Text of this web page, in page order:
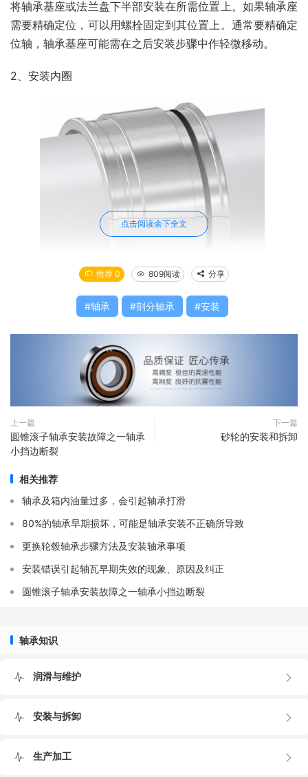
将轴承基座或法兰盘下半部安装在所需位置上。如果轴承座
需要精确定位，可以用螺栓固定到其位置上。通常要精确定
位轴，轴承基座可能需在之后安装步骤中作轻微移动。
2、安装内圈
圈安装在轴的正确位置上。将软贴纸或塞尺置于两半内圈的
接缝处，应确保两接缝处空隙大致相同。自由端轴承的内圈
通常安装于外圈的中心，但有一种特殊情况，自由端轴承允
许有一点轴向偏移。（这种情况通常最大偏移量 为滚柱长
度的10％，但特殊种类轴承有更大偏移量的情况。)
3、安装夹紧环
轴承有4片夹紧环，夹角成45°）。之后拧紧夹紧环上所有
承部件间垫入木块进行敲打。再次拧紧夹紧环螺栓。反复这
致相等。
点击阅读余下全文
推荐 0 809阅读 分享
轴承 剖分轴承 安装
上一篇
圆锥滚子轴承安装故障之一轴承
小挡边断裂
下一篇
砂轮的安装和拆卸
相关推荐
轴承及箱内油量过多，会引起轴承打滑
80%的轴承早期损坏，可能是轴承安装不正确所导致
更换轮毂轴承步骤方法及安装轴承事项
安装错误引起轴瓦早期失效的现象、原因及纠正
圆锥滚子轴承安装故障之一轴承小挡边断裂
轴承知识
润滑与维护
安装与拆卸
生产加工